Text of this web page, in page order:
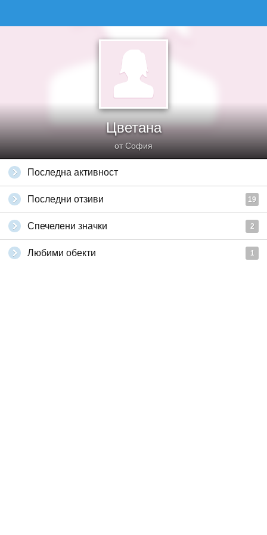
Цветана
от София
Последна активност
Последни отзиви 19
Спечелени значки 2
Любими обекти 1